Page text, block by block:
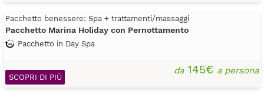
Pacchetto benessere: Spa + trattamenti/massaggi
Pacchetto Marina Holiday con Pernottamento
Pacchetto in Day Spa
da145€ a persona
SCOPRI DI PIÙ